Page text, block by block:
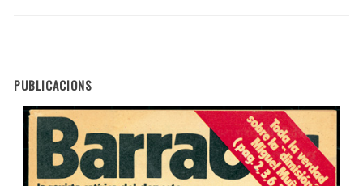
PUBLICACIONS